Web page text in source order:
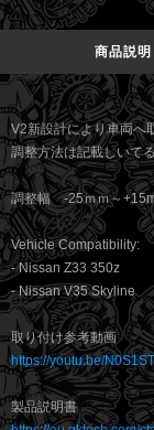
商品説明
V2新設計により車両へ
調整方法は記載しいて
調整幅 -25ｍｍ～
Vehicle Compatibility:
- Nissan Z33 350z
- Nissan V35 Skyline
取り付け参考動画
https://youtu.be/
製品説明書